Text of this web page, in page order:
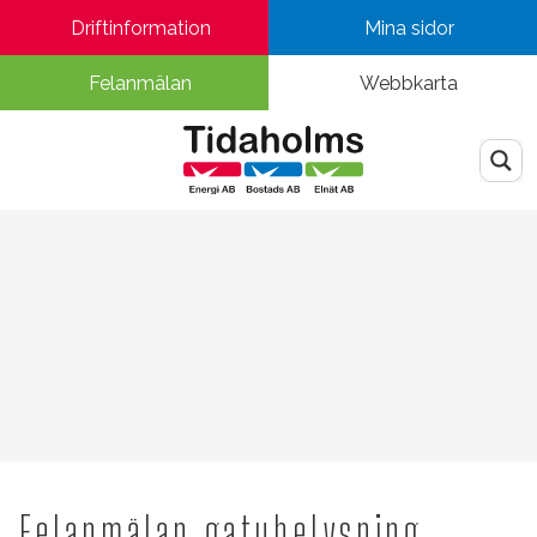
Driftinformation Mina sidor
Felanmälan Webbkarta